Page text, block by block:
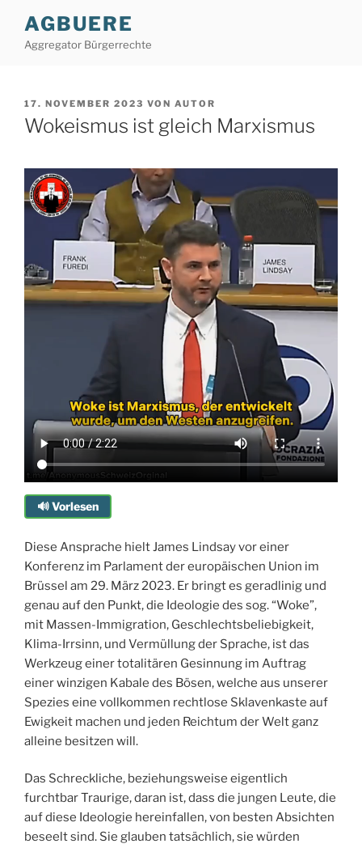
Inhalt
springen
AGBUERE
Aggregator Bürgerrechte
VERÖFFENTLICHT
AM
17. NOVEMBER 2023 VON AUTOR
Wokeismus ist gleich Marxismus
🔊 Vorlesen
Diese Ansprache hielt James Lindsay vor einer
Konferenz im Parlament der europäischen Union im
Brüssel am 29. März 2023. Er bringt es geradlinig und
genau auf den Punkt, die Ideologie des sog. “Woke”,
mit Massen-Immigration, Geschlechtsbeliebigkeit,
Klima-Irrsinn, und Vermüllung der Sprache, ist das
Werkzeug einer totalitären Gesinnung im Auftrag
einer winzigen Kabale des Bösen, welche aus unserer
Spezies eine vollkommen rechtlose Sklavenkaste auf
Ewigkeit machen und jeden Reichtum der Welt ganz
alleine besitzen will.
Das Schreckliche, beziehungsweise eigentlich
furchtbar Traurige, daran ist, dass die jungen Leute, die
auf diese Ideologie hereinfallen, von besten Absichten
beseelt sind. Sie glauben tatsächlich, sie würden